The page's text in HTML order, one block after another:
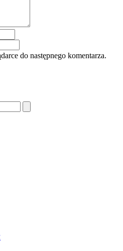
do następnego komentarza.